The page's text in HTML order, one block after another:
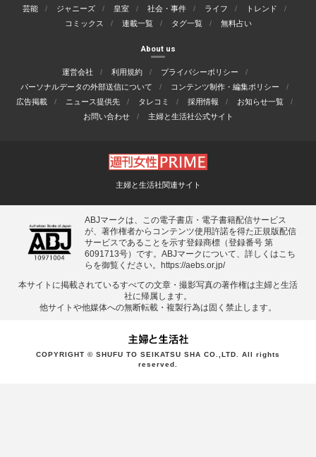
芸能 ジャニーズ 皇室 社会・事件 ライフ
トレンド
コミックス
連載一覧 タグ一覧 無料占い
About us
運営会社 利用規約
プライバシーポリシー
パーソナルデータの外部送信について
コンテンツ制作・編集ポリシー
広告掲載
ニュース提供先 タレコミ 採用情報
お知らせ一覧
お問い合わせ
主婦と生活社公式サイト
主婦と生活社関連サイト
ABJマークは、この電子書店・電子書籍配信サービス
が、著作権者からコンテンツ使用許諾を得た正規版配信
サービスであることを示す登録商標（登録番号 第
6091713号）です。ABJマークについて、詳しくはこち
らを御覧ください。 https://aebs.or.jp/
本サイトに掲載されているすべての⽂章・撮影写真の著作権は主婦と⽣活
社に帰属します。
他サイトや他媒体への無断転載・複製⾏為は固く禁⽌します。
COPYRIGHT © SHUFU TO SEIKATSU SHA CO.,LTD. All rights
reserved.